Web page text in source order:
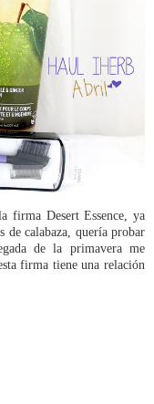
firma Desert Essence, ya
de calabaza, quería probar
de la primavera me
firma tiene una relación